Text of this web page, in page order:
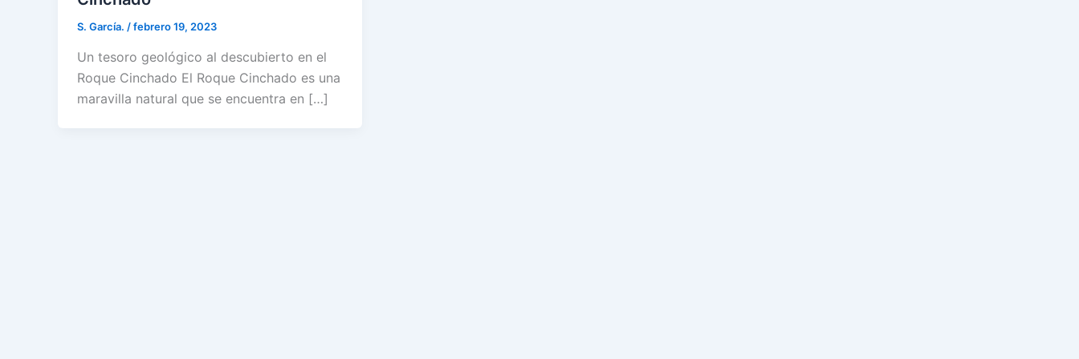
S. García. /febrero 19, 2023
Un tesoro geológico al descubierto en el
Roque Cinchado El Roque Cinchado es una
maravilla natural que se encuentra en […]